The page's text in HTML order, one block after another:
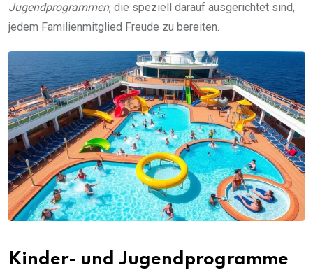
Jugendprogrammen, die speziell darauf ausgerichtet sind,
jedem Familienmitglied Freude zu bereiten.
Kinder- und Jugendprogramme